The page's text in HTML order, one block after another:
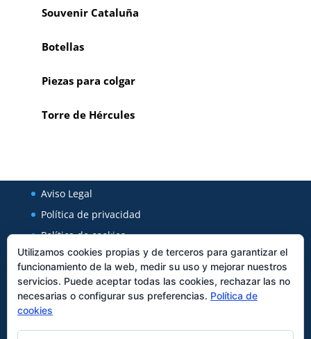
Souvenir Cataluña
Botellas
Piezas para colgar
Torre de Hércules
Aviso Legal
Política de privacidad
Política de cookies
Regal Cerámica
Utilizamos cookies propias y de terceros para garantizar el
funcionamiento de la web, medir su uso y mejorar nuestros
servicios. Puede aceptar todas las cookies, rechazar las no
necesarias o configurar sus preferencias. Política de
cookies